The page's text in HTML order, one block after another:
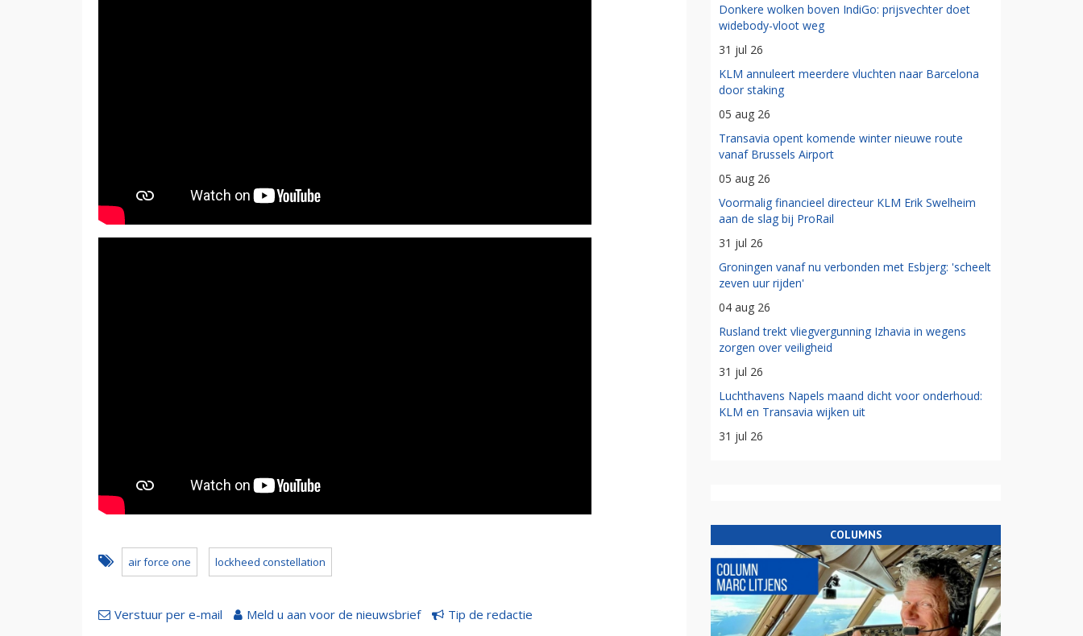
air force one lockheed constellation
Verstuur per e-mail Meld u aan voor de nieuwsbrief Tip de redactie
Donkere wolken boven IndiGo: prijsvechter doet
widebody-vloot weg
31 jul 26
KLM annuleert meerdere vluchten naar Barcelona
door staking
05 aug 26
Transavia opent komende winter nieuwe route
vanaf Brussels Airport
05 aug 26
Voormalig financieel directeur KLM Erik Swelheim
aan de slag bij ProRail
31 jul 26
Groningen vanaf nu verbonden met Esbjerg: 'scheelt
zeven uur rijden'
04 aug 26
Rusland trekt vliegvergunning Izhavia in wegens
zorgen over veiligheid
31 jul 26
Luchthavens Napels maand dicht voor onderhoud:
KLM en Transavia wijken uit
31 jul 26
COLUMNS